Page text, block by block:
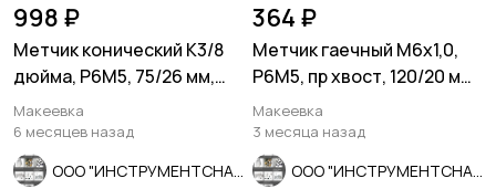
998 ₽
Метчик конический К3/8
дюйма, Р6М5, 75/26 мм,
2680-0007, СССР
Макеевка
6 месяцев назад
364 ₽
Метчик гаечный М6х1,0,
Р6М5, пр хвост, 120/20 мм,
осн шаг, 2640-0053,
СССР.
Макеевка
3 месяца назад